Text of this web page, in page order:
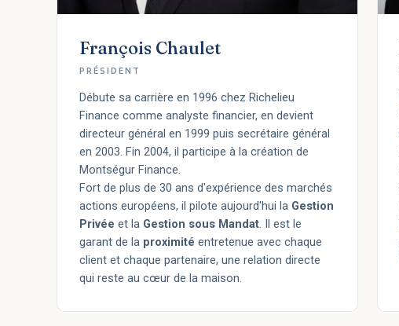
François Chaulet
PRÉSIDENT
Débute sa carrière en 1996 chez Richelieu
Finance comme analyste financier, en devient
directeur général en 1999 puis secrétaire général
en 2003. Fin 2004, il participe à la création de
Montségur Finance.
Fort de plus de 30 ans d'expérience des marchés
actions européens, il pilote aujourd'hui la Gestion
Privée et la Gestion sous Mandat. Il est le
garant de la proximité entretenue avec chaque
client et chaque partenaire, une relation directe
qui reste au cœur de la maison.